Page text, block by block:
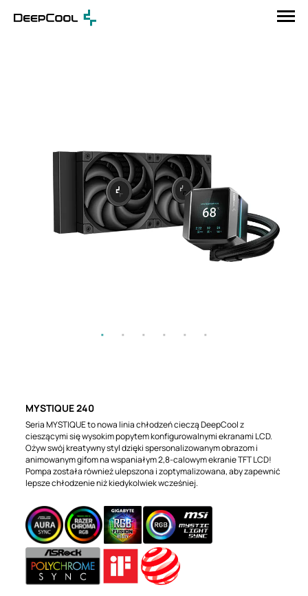
MYSTIQUE 240
Seria MYSTIQUE to nowa linia chłodzeń cieczą DeepCool z
cieszącymi się wysokim popytem konfigurowalnymi ekranami LCD.
Ożyw swój kreatywny styl dzięki spersonalizowanym obrazom i
animowanym gifom na wspaniałym 2,8-calowym ekranie TFT LCD!
Pompa została również ulepszona i zoptymalizowana, aby zapewnić
lepsze chłodzenie niż kiedykolwiek wcześniej.